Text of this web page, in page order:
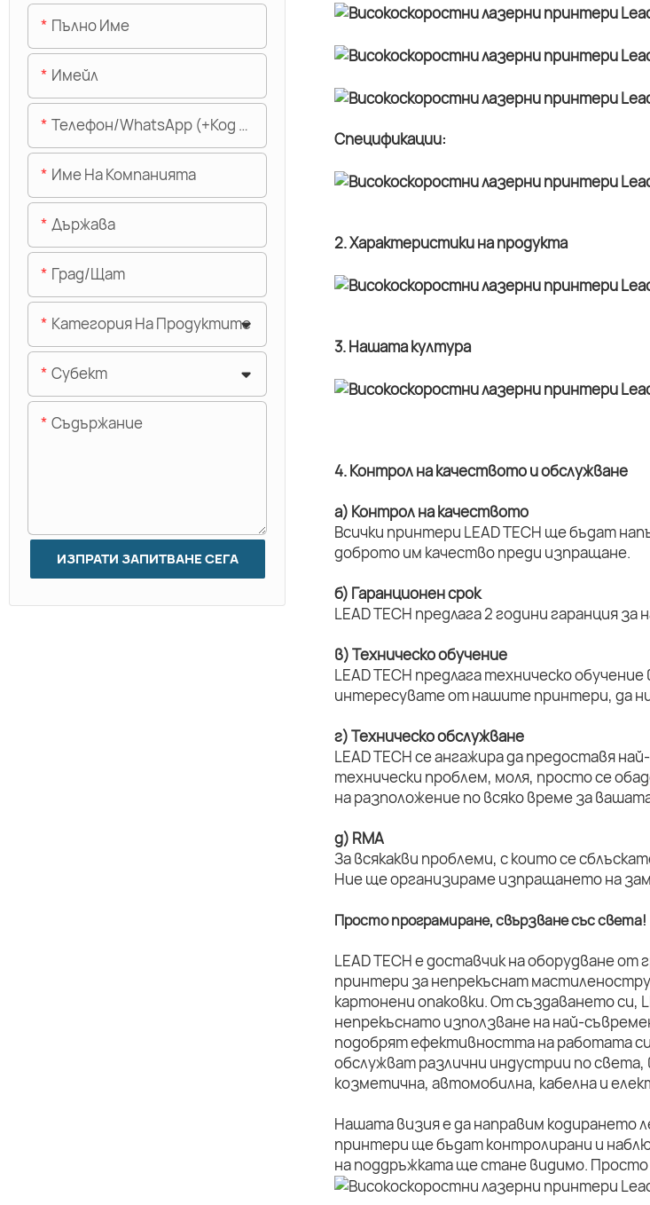
Спецификации:
2. Характеристики на продукта
3. Нашата култура
4. Контрол на качеството и обслужване
а) Контрол на качеството
Всички принтери LEAD TECH ще бъдат
доброто им качество преди изпращане.
б) Гаранционен срок
LEAD TECH предлага 2 години гаранция
в) Техническо обучение
LEAD TECH предлага техническо
интересувате от нашите принтери, да
г) Техническо обслужване
LEAD TECH се ангажира да предоставя
технически проблем, моля, просто се
на разположение по всяко време за
д) RMA
За всякакви проблеми, с които се
Ние ще организираме изпращането на
Просто програмиране, свързване със света!
LEAD TECH е доставчик на оборудване
принтери за непрекъснат
картонени опаковки. От създаването си,
непрекъснато използване на най-
подобрят ефективността на работата
обслужват различни индустрии по
козметична, автомобилна, кабелна и
Нашата визия е да направим кодирането
принтери ще бъдат контролирани и
на поддръжката ще стане видимо.
Пълно Име
Имейл
Телефон/WhatsApp (+Код На Областта)
Име На Компанията
Държава
Град/щат
Категория На Продуктите
Субект
Съдържание
ИЗПРАТИ ЗАПИТВАНЕ СЕГА